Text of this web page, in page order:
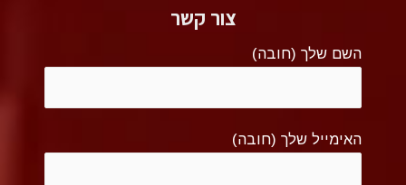
צור קשר
השם שלך (חובה)
האימייל שלך (חובה)